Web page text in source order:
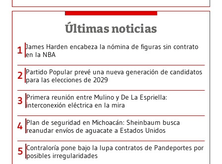
Últimas noticias
1 James Harden encabeza la nómina de figuras sin contrato
en la NBA
2 Partido Popular prevé una nueva generación de candidatos
para las elecciones de 2029
3 Primera reunión entre Mulino y De La Espriella:
interconexión eléctrica en la mira
4 Plan de seguridad en Michoacán: Sheinbaum busca
reanudar envíos de aguacate a Estados Unidos
5 Contraloría pone bajo la lupa contratos de Pandeportes por
posibles irregularidades